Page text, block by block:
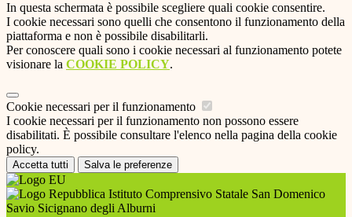
In questa schermata è possibile scegliere quali cookie consentire.
I cookie necessari sono quelli che consentono il funzionamento della
piattaforma e non è possibile disabilitarli.
Per conoscere quali sono i cookie necessari al funzionamento potete
visionare la COOKIE POLICY.
Cookie necessari per il funzionamento
I cookie necessari per il funzionamento non possono essere
disabilitati. È possibile consultare l'elenco nella pagina della cookie
policy.
Accetta tutti Salva le preferenze
Istituto Comprensivo Statale San Domenico
Savio Sicignano degli Alburni